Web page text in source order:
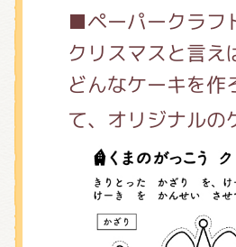
■ペーパークラフ
クリスマスと言え
どんなケーキを
て、オリジナルの